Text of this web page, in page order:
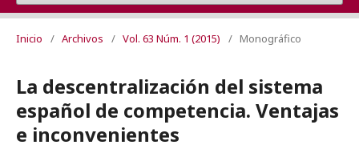
Inicio / Archivos / Vol. 63 Núm. 1 (2015) / Monográfico
La descentralización del sistema
español de competencia. Ventajas
e inconvenientes